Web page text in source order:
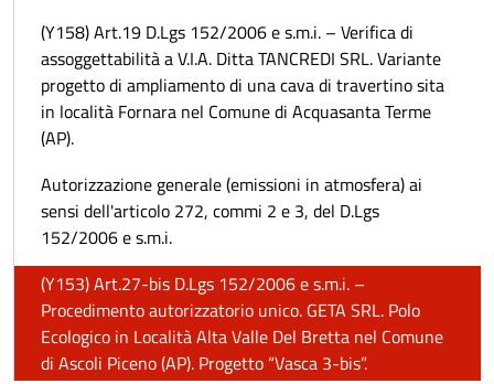
(Y158) Art.19 D.Lgs 152/2006 e s.m.i. – Verifica di
assoggettabilità a V.I.A. Ditta TANCREDI SRL. Variante
progetto di ampliamento di una cava di travertino sita
in località Fornara nel Comune di Acquasanta Terme
(AP).
Autorizzazione generale (emissioni in atmosfera) ai
sensi dell'articolo 272, commi 2 e 3, del D.Lgs
152/2006 e s.m.i.
(Y153) Art.27-bis D.Lgs 152/2006 e s.m.i. –
Procedimento autorizzatorio unico. GETA SRL. Polo
Ecologico in Località Alta Valle Del Bretta nel Comune
di Ascoli Piceno (AP). Progetto “Vasca 3-bis”.